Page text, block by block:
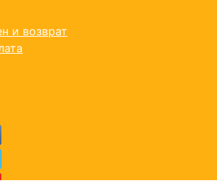
и возврат